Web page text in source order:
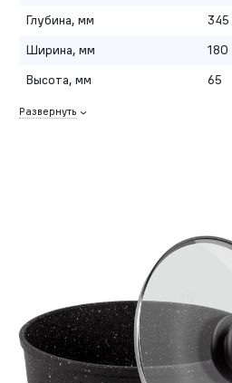
Глубина, мм
345
Ширина, мм
180
Высота, мм
65
Развернуть